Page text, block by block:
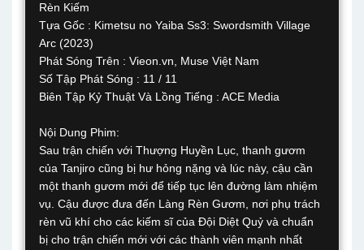
Rèn Kiếm
Tựa Gốc : Kimetsu no Yaiba Ss3: Swordsmith Village
Arc (2023)
Phát Sóng Trên : Vieon.vn, Muse Việt Nam
Số Tập Phát Sóng : 11 / 11
Biên Tập Kỷ Thuật Và Lồng Tiếng : ACE Media
Nội Dung Phim:
Sau trận chiến với Thượng Huyền Lục, thanh gươm
của Tanjiro cũng bị hư hỏng nặng và lúc này, cậu cần
một thanh gươm mới để tiếp tục lên đường làm nhiệm
vụ. Cậu được đưa đến Làng Rèn Gươm, nơi phụ trách
rèn vũ khí cho các kiếm sĩ của Đội Diệt Quỷ và chuẩn
bị cho trận chiến mới với các thành viên mạnh nhất